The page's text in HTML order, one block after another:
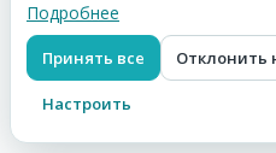
Подробнее
Принять все Отклонить
Настроить